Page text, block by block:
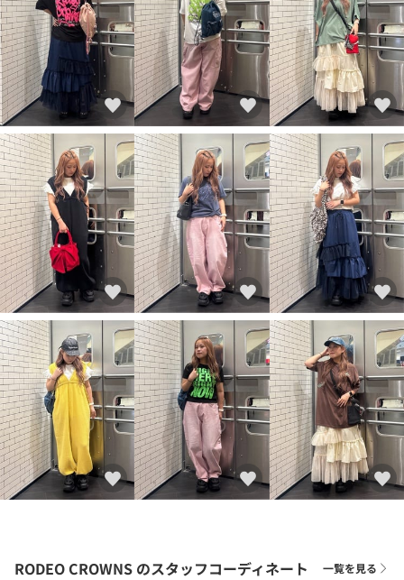
RODEO CROWNS のスタッフコーディネート 一覧を見る